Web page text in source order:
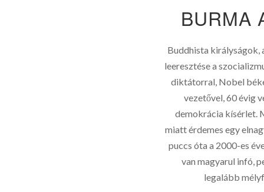
BURMA
Buddhista királyságok,
leeresztése a
diktátorral, Nobel
vezetővel, 60 évig
demokrácia kísérlet.
miatt érdemes egy
puccs óta a 2000-es
van magyarul infó,
legalább